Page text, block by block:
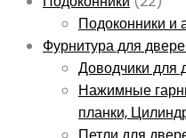
Подоконники и
Фурнитура для
Доводчики для
Нажимные
планки,